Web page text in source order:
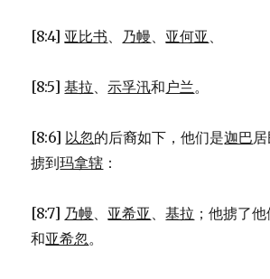
[8:4] 亚比书、 乃幔、 亚何亚 、
[8:5]基拉、示孚汛和 户兰。
[8:6] 以忽的后裔如下，他们是迦巴
掳到玛拿辖 ：
[8:7] 乃幔、 亚希亚 、基拉 ；他掳了
和亚希忽。